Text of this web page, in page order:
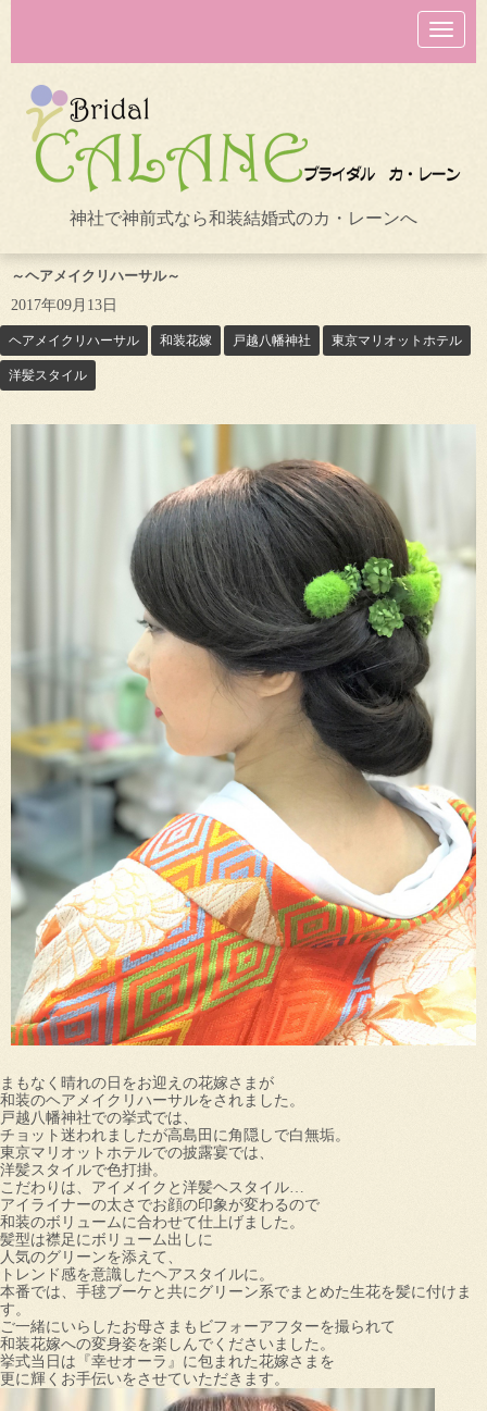
N
a
v
o
n
神社で神前式なら和装結婚式のカ・レーンへ
～ヘアメイクリハーサル～
2017年09月13日
ヘアメイクリハーサル 和装花嫁 戸越八幡神社 東京マリオットホテル
洋髪スタイル
まもなく晴れの日をお迎えの花嫁さまが
和装のヘアメイクリハーサルをされました。
戸越八幡神社での挙式では、
チョット迷われましたが高島田に角隠しで白無垢。
東京マリオットホテルでの披露宴では、
洋髪スタイルで色打掛。
こだわりは、アイメイクと洋髪ヘスタイル…
アイライナーの太さでお顔の印象が変わるので
和装のボリュームに合わせて仕上げました。
髪型は襟足にボリューム出しに
人気のグリーンを添えて、
トレンド感を意識したヘアスタイルに。
本番では、手毬ブーケと共にグリーン系でまとめた生花を髪に付けま
す。
ご一緒にいらしたお母さまもビフォーアフターを撮られて
和装花嫁への変身姿を楽しんでくださいました。
挙式当日は『幸せオーラ』に包まれた花嫁さまを
更に輝くお手伝いをさせていただきます。